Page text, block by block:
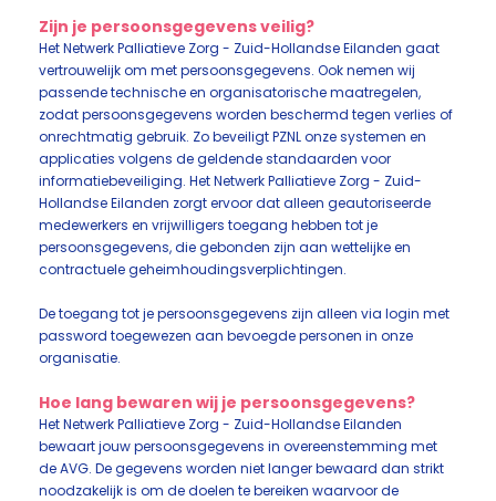
Zijn je persoonsgegevens veilig?
Het Netwerk Palliatieve Zorg - Zuid-Hollandse Eilanden gaat
vertrouwelijk om met persoonsgegevens. Ook nemen wij
passende technische en organisatorische maatregelen,
zodat persoonsgegevens worden beschermd tegen verlies of
onrechtmatig gebruik. Zo beveiligt PZNL onze systemen en
applicaties volgens de geldende standaarden voor
informatiebeveiliging. Het Netwerk Palliatieve Zorg - Zuid-
Hollandse Eilanden zorgt ervoor dat alleen geautoriseerde
medewerkers en vrijwilligers toegang hebben tot je
persoonsgegevens, die gebonden zijn aan wettelijke en
contractuele geheimhoudingsverplichtingen.
De toegang tot je persoonsgegevens zijn alleen via login met
password toegewezen aan bevoegde personen in onze
organisatie.
Hoe lang bewaren wij je persoonsgegevens?
Het Netwerk Palliatieve Zorg - Zuid-Hollandse Eilanden
bewaart jouw persoonsgegevens in overeenstemming met
de AVG. De gegevens worden niet langer bewaard dan strikt
noodzakelijk is om de doelen te bereiken waarvoor de